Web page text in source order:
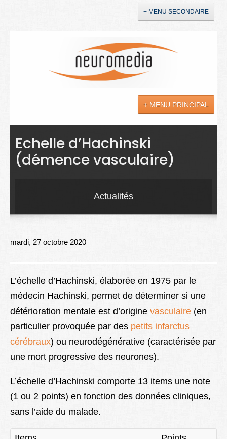
+ MENU SECONDAIRE
+ MENU PRINCIPAL
Actualités
Sciences
Droit
Lexique
Echelle d’Hachinski
(démence vasculaire)
Actualités
mardi, 27 octobre 2020
L’échelle d’Hachinski, élaborée en 1975 par le
médecin Hachinski, permet de déterminer si une
détérioration mentale est d’origine vasculaire (en
particulier provoquée par des petits infarctus
cérébraux) ou neurodégénérative (caractérisée par
une mort progressive des neurones).
L’échelle d’Hachinski comporte 13 items une note
(1 ou 2 points) en fonction des données cliniques,
sans l’aide du malade.